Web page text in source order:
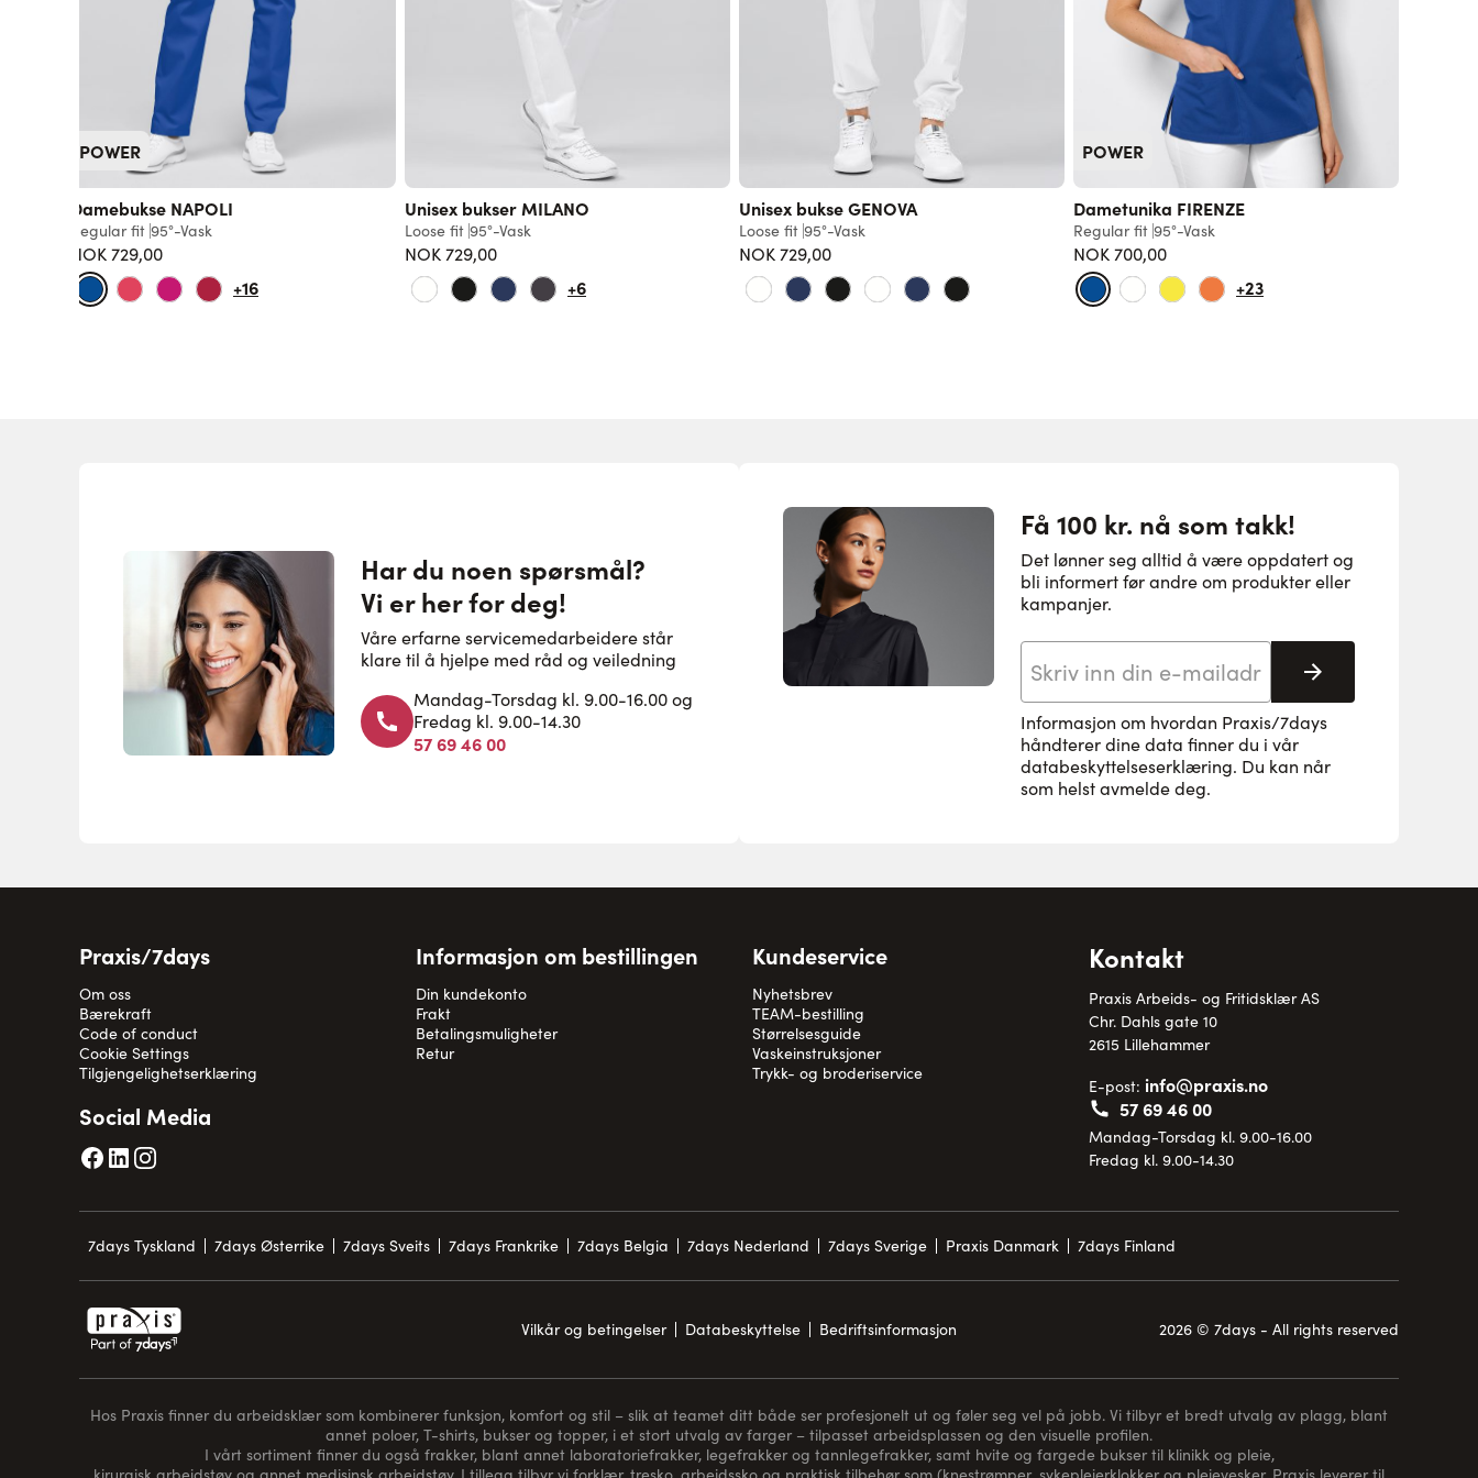
POWER
Damebukse NAPOLI
Regular fit 95°-Vask
NOK 729,00
+16
Unisex bukser MILANO
Loose fit 95°-Vask
NOK 729,00
+6
Unisex bukse GENOVA
Loose fit 95°-Vask
NOK 729,00
POWER
Dametunika FIRENZE
Regular fit 95°-Vask
NOK 700,00
+23
Har du noen spørsmål?
Vi er her for deg!
Våre erfarne servicemedarbeidere står
klare til å hjelpe med råd og veiledning
Mandag-Torsdag kl. 9.00-16.00 og
Fredag kl. 9.00-14.30
57 69 46 00
Få 100 kr. nå som takk!
Det lønner seg alltid å være oppdatert og
bli informert før andre om produkter eller
kampanjer.
Abonnere
Informasjon om hvordan Praxis/7days
håndterer dine data finner du i vår
databeskyttelseserklæring. Du kan når
som helst avmelde deg.
Praxis/7days
Om oss
Bærekraft
Code of conduct
Cookie Settings
Tilgjengelighetserklæring
Informasjon om bestillingen
Din kundekonto
Frakt
Betalingsmuligheter
Retur
Kundeservice
Nyhetsbrev
TEAM-bestilling
Størrelsesguide
Vaskeinstruksjoner
Trykk- og broderiservice
Kontakt
Praxis Arbeids- og Fritidsklær AS
Chr. Dahls gate 10
2615 Lillehammer
E-post: info@praxis.no
57 69 46 00
Mandag-Torsdag kl. 9.00-16.00
Fredag kl. 9.00-14.30
Social Media
7days Tyskland 7days Østerrike 7days Sveits 7days Frankrike 7days Belgia 7days Nederland 7days Sverige Praxis Danmark 7days Finland
Vilkår og betingelser Databeskyttelse Bedriftsinformasjon 2026 © 7days - All rights reserved
Hos Praxis finner du arbeidsklær som kombinerer funksjon, komfort og stil – slik at teamet ditt både ser profesjonelt ut og føler seg vel på jobb. Vi tilbyr et bredt utvalg av plagg, blant
annet poloer, T-shirts, bukser og topper, i et stort utvalg av farger – tilpasset arbeidsplassen og den visuelle profilen.
I vårt sortiment finner du også frakker, blant annet laboratoriefrakker, legefrakker og tannlegefrakker, samt hvite og fargede bukser til klinikk og pleie,
kirurgisk arbeidstøy og annet medisinsk arbeidstøy. I tillegg tilbyr vi forklær, tresko, arbeidssko og praktisk tilbehør som (knestrømper , sykepleierklokker og pleievesker. Praxis leverer til